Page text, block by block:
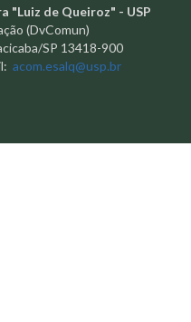
"Luiz de Queiroz" - USP
(DvComun)
SP 13418-900
acom.esalq@usp.br